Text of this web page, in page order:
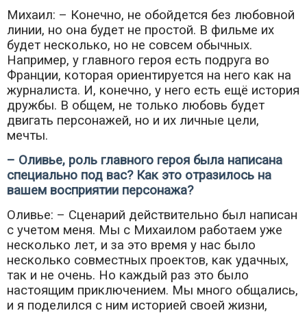
Михаил: – Конечно, не обойдется без любовной
линии, но она будет не простой. В фильме их
будет несколько, но не совсем обычных.
Например, у главного героя есть подруга во
Франции, которая ориентируется на него как на
журналиста. И, конечно, у него есть ещё история
дружбы. В общем, не только любовь будет
двигать персонажей, но и их личные цели,
мечты.
– Оливье, роль главного героя была написана
специально под вас? Как это отразилось на
вашем восприятии персонажа?
Оливье: – Сценарий действительно был написан
с учетом меня. Мы с Михаилом работаем уже
несколько лет, и за это время у нас было
несколько совместных проектов, как удачных,
так и не очень. Но каждый раз это было
настоящим приключением. Мы много общались,
и я поделился с ним историей своей жизни,